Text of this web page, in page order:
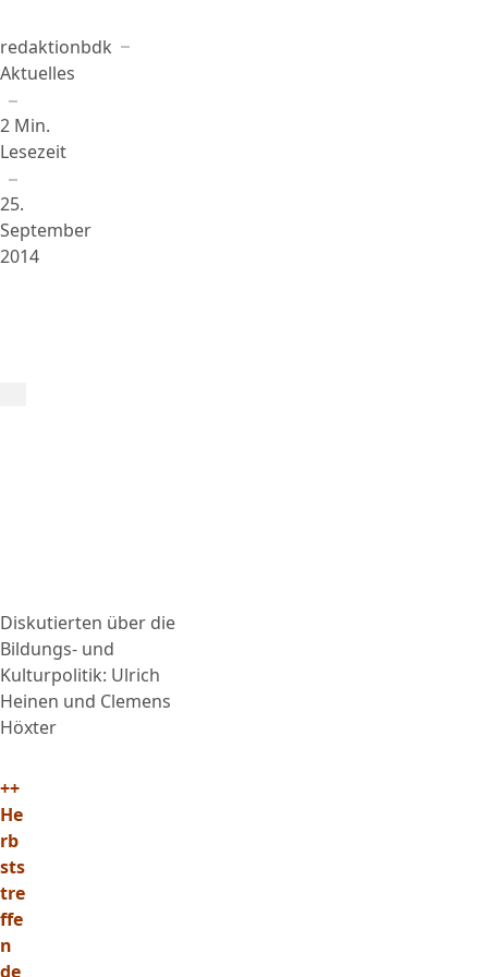
Beigetragen von
redaktionbdk
in
Aktuelles
2 Min.
Lesezeit
25.
September
2014
Diskutierten über die
Bildungs- und
Kulturpolitik: Ulrich
Heinen und Clemens
Höxter
++
He
rb
sts
tre
ffe
n
de